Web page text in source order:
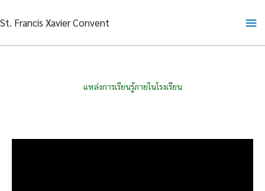
to
St. Francis Xavier Convent
แหล่งการเรียนรู้ภายในโรงเรียน